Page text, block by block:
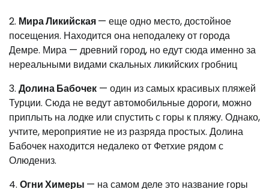
2. Мира Ликийская— еще одно место, достойное
посещения. Находится она неподалеку от города
Демре. Мира — древний город, но едут сюда именно за
нереальными видами скальных ликийских гробниц
3. Долина Бабочек — один из самых красивых пляжей
Турции. Сюда не ведут автомобильные дороги, можно
приплыть на лодке или спустить с горы к пляжу. Однако,
учтите, мероприятие не из разряда простых. Долина
Бабочек находится недалеко от Фетхие рядом с
Олюдениз.
4. Огни Химеры — на самом деле это название горы